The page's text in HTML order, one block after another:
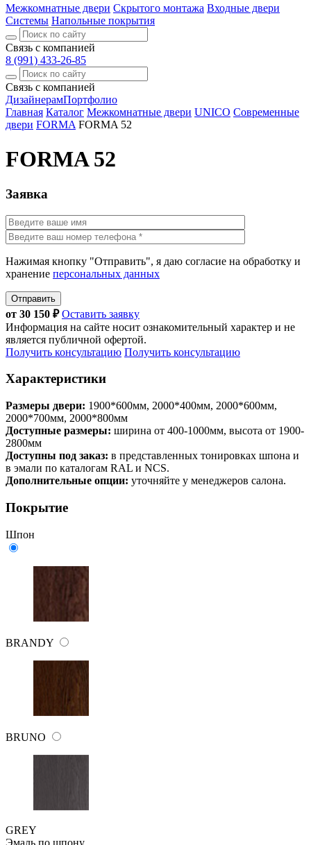
Межкомнатные двери Скрытого монтажа Входные двери
Системы Напольные покрытия
Связь с компанией
8 (991) 433-26-85
Связь с компанией
ДизайнерамПортфолио
Главная Каталог Межкомнатные двери UNICO Современные
двери FORMA FORMA 52
FORMA 52
Заявка
Нажимая кнопку "Отправить", я даю согласие на обработку и
хранение персональных данных
Отправить
от 30 150 ₽Оставить заявку
Информация на сайте носит ознакомительный характер и не
является публичной офертой.
Получить консультацию Получить консультацию
Характеристики
Размеры двери: 1900*600мм, 2000*400мм, 2000*600мм,
2000*700мм, 2000*800мм
Доступные размеры: ширина от 400-1000мм, высота от 1900-
2800мм
Доступны под заказ: в представленных тонировках шпона и
в эмали по каталогам RAL и NCS.
Дополнительные опции: уточняйте у менеджеров салона.
Покрытие
Шпон
BRANDY
BRUNO
GREY
Эмаль по шпону